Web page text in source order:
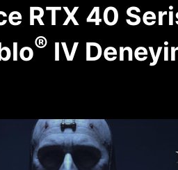
RTX 40
® IV